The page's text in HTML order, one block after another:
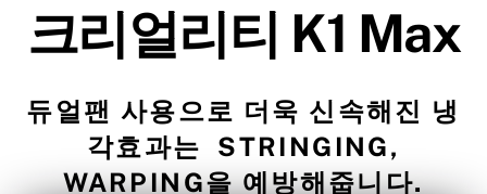
크리얼리티 K1 Max
듀얼팬 사용으로 더욱 신속해진 냉
각효과는 STRINGING,
WARPING을 예방해줍니다.